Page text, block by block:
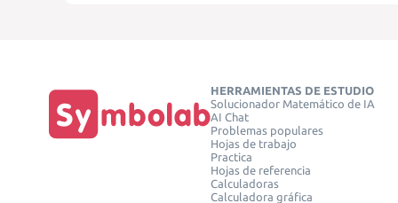
HERRAMIENTAS DE ESTUDIO
Solucionador Matemático de IA
AI Chat
Problemas populares
Hojas de trabajo
Practica
Hojas de referencia
Calculadoras
Calculadora gráfica